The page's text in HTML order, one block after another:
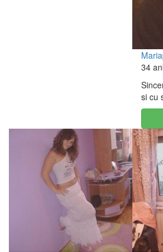
34
si cu